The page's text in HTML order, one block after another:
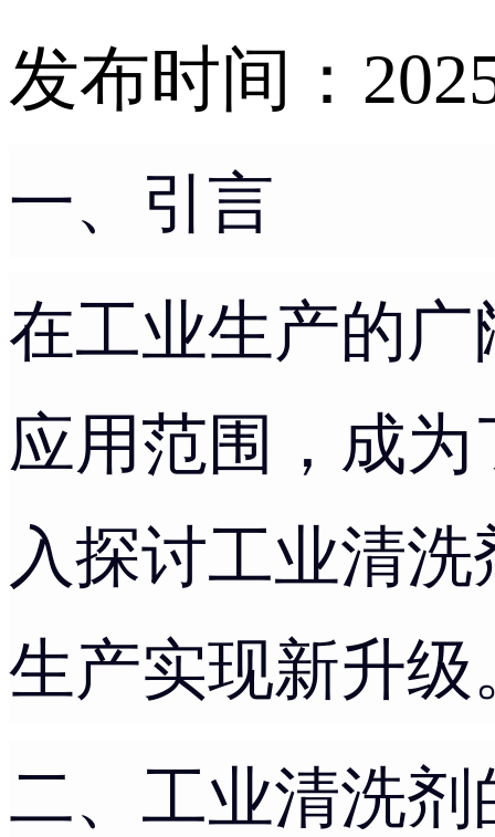
发布时间：
一、引言
在工业生产的
应用范围，成
入探讨工业清
生产实现新升级
二、工业清洗